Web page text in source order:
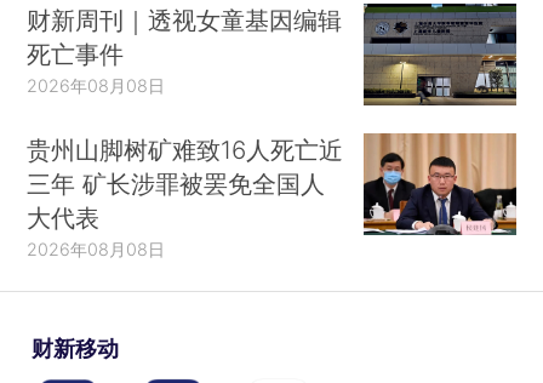
财新周刊｜透视女童基因编辑
死亡事件
2026年08月08日
贵州山脚树矿难致16人死亡近
三年 矿长涉罪被罢免全国人
大代表
2026年08月08日
财新移动